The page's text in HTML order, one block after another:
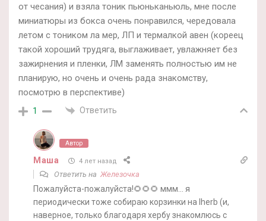
от чесания) и взяла тоник пьюньканьюль, мне после
миниатюры из бокса очень понравился, чередовала
летом с тоником ла мер, ЛП и термалкой авен (кореец
такой хороший трудяга, выглаживает, увлажняет без
зажирнения и пленки, ЛМ заменять полностью им не
планирую, но очень и очень рада знакомству,
посмотрю в перспективе)
1 Ответить
Автор
Маша 4 лет назад
Ответить на Железочка
Пожалуйста-пожалуйста!🌻🌻🌻 ммм… я
периодически тоже собираю корзинки на Iherb (и,
наверное, только благодаря хербу знакомлюсь с